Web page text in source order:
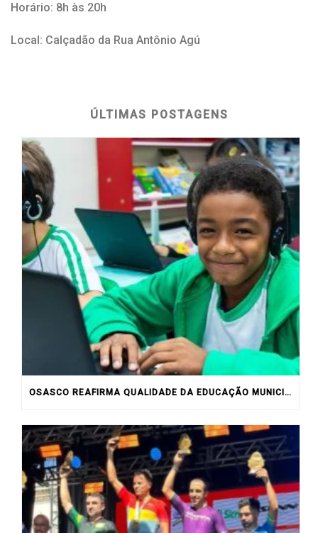
Horário: 8h às 20h
Local: Calçadão da Rua Antônio Agú
ÚLTIMAS POSTAGENS
OSASCO REAFIRMA QUALIDADE DA EDUCAÇÃO MUNICIPAL COM RESULTADOS DO IDEB